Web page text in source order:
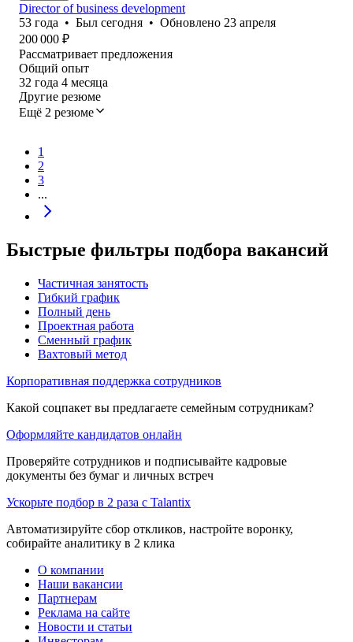
Director of business development
53 года • Был сегодня • Обновлено 23 апреля
200 000 ₽
Рассматривает предложения
Общий опыт
32 года 4 месяца
Другие резюме
Ещё 2 резюме
1
2
3
...
Быстрые фильтры подбора вакансий
Частичная занятость
Гибкий график
Полный день
Проектная работа
Сменный график
Вахтовый метод
Корпоративная поддержка сотрудников
Какой соцпакет вы предлагаете семейным сотрудникам?
Оформляйте кандидатов онлайн
Проверяйте сотрудников и подписывайте кадровые
документы без бумаг и личных встреч
Ускорьте подбор в 2 раза с Talantix
Автоматизируйте сбор откликов, настройте воронку,
собирайте аналитику в 2 клика
О компании
Наши вакансии
Партнерам
Реклама на сайте
Новости и статьи